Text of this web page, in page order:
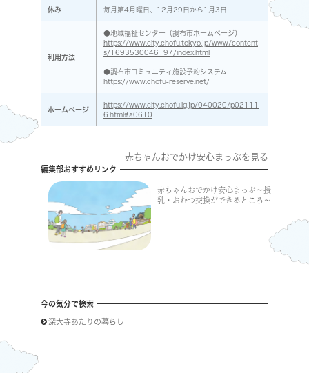
休み 毎月第4月曜日、12月29日から1月3日
利用方法
●地域福祉センター（調布市ホームページ）
https://www.city.chofu.tokyo.jp/www/content
s/1693530046197/index.html
●調布市コミュニティ施設予約システム
https://www.chofu-reserve.net/
ホームページ
https://www.city.chofu.lg.jp/040020/p02111
6.html#a0610
赤ちゃんおでかけ安心まっぷを見る
編集部おすすめリンク
赤ちゃんおでかけ安心まっぷ〜授
乳・おむつ交換ができるところ〜
今の気分で検索
深大寺あたりの暮らし